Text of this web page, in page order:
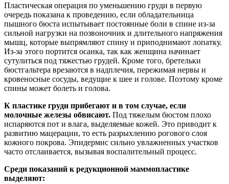
Пластическая операция по уменьшению груди в первую
очередь показана к проведению, если обладательница
пышного бюста испытывает постоянные боли в спине из-за
сильной нагрузки на позвоночник и длительного напряжения
мышц, которые выпрямляют спину и приподнимают лопатку.
Из-за этого портится осанка, так как женщина начинает
сутулиться под тяжестью грудей. Кроме того, бретельки
бюстгальтера врезаются в надплечия, пережимая нервы и
кровеносные сосуды, ведущие к шее и голове. Поэтому кроме
спины может болеть и голова.
К пластике груди прибегают и в том случае, если
молочные железы обвисают. Под тяжелым бюстом плохо
испаряются пот и влага, выделяемые кожей. Это приводит к
развитию мацерации, то есть разрыхлению рогового слоя
кожного покрова. Эпидермис сильно увлажненных участков
часто отслаивается, вызывая воспалительный процесс.
Среди показаний к редукционной маммопластике
выделяют: